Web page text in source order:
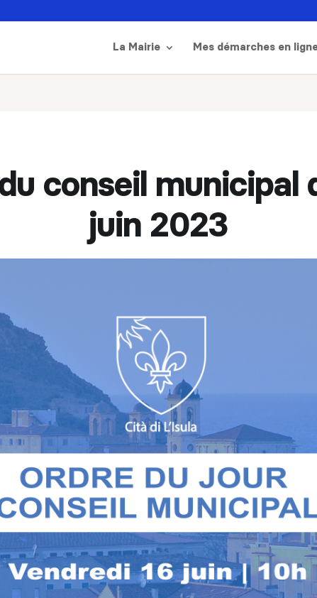
La Mairie Mes démarches en
conseil municipal
juin 2023